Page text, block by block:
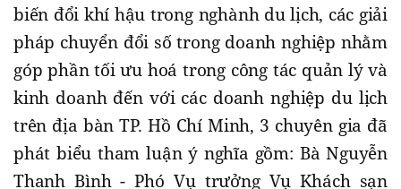
biến đổi khí hậu trong nghành du lịch, các giải
pháp chuyển đổi số trong doanh nghiệp nhằm
góp phần tối ưu hoá trong công tác quản lý và
kinh doanh đến với các doanh nghiệp du lịch
trên địa bàn TP. Hồ Chí Minh, 3 chuyên gia đã
phát biểu tham luận ý nghĩa gồm: Bà Nguyễn
Thanh Bình - Phó Vụ trưởng Vụ Khách sạn